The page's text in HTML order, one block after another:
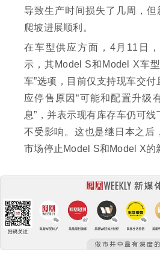
导致生产时间损失了几周，
爬坡进展顺利。
在车型供应方面，4月11日
示，其Model S和Model X车
车”选项，目前仅支持现车交付
应停售原因“可能和配置升级
息”，并表示现有库存车仍可
不受影响。这也是继日本之后
市场停止Model S和Model X的